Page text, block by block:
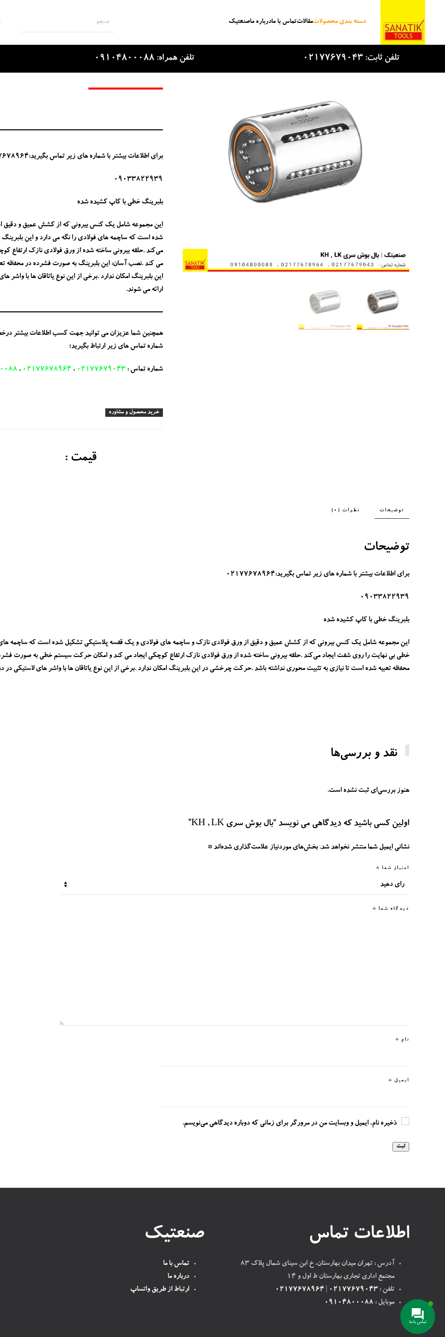
Skip to main contentدسته بندی محصولاتمقالاتتماس با مادرباره ماصنعتیک
تلفن ثابت: 02177679043 تلفن همراه: 09104800088بال بوش سری KH , LK
برای اطلاعات بیشتر با شماره های زیر تماس بگیرید:02177678964
09033822939
بلبرینگ خطی با کاپ کشیده شده
این مجموعه شامل یک کنس بیرونی که از کشش عمیق و دقیق
شده است که ساچمه های فولادی را نگه می دارد و این
می‌کند .حلقه بیرونی ساخته شده از ورق فولادی نازک
می کند .نصب آسان: این بلبرینگ به صورت فشرده در محفظه
این بلبرینگ امکان ندارد .برخی از این نوع یاتاقان ها با
ارائه می شوند.
همچنین شما عزیزان می توانید جهت کسب اطلاعات بیشتر
شماره تماس های زیر ارتباط بگیرید؛
شماره تماس : 02177679043 ، 02177678964 ،
خرید محصول و مشاوره
قیمت :
توضیحات نظرات (0)
توضیحات
برای اطلاعات بیشتر با شماره های زیر تماس بگیرید:02177678964
09033822939
بلبرینگ خطی با کاپ کشیده شده
این مجموعه شامل یک کنس بیرونی که از کشش عمیق و دقیق از ورق فولادی نازک و ساچمه های فولادی و یک قفسه پلاستیکی تشکیل شده است که ساچمه
خطی بی نهایت را روی شفت ایجاد می‌کند .حلقه بیرونی ساخته شده از ورق فولادی نازک ارتفاع کوچکی ایجاد می کند و امکان حرکت سیستم خطی به صورت
محفظه تعبیه شده است تا نیازی به تثبیت محوری نداشته باشد .حرکت چرخشی در این بلبرینگ امکان ندارد .برخی از این نوع یاتاقان ها با واشر های لاستیکی
نقد و بررسی‌ها
هنوز بررسی‌ای ثبت نشده است.
اولین کسی باشید که دیدگاهی می نویسد “بال بوش سری KH , LK”
نشانی ایمیل شما منتشر نخواهد شد. بخش‌های موردنیاز علامت‌گذاری شده‌اند *
امتیاز شما *
دیدگاه شما *
نام *
ایمیل *
ذخیره نام، ایمیل و وبسایت من در مرورگر برای زمانی که دوباره دیدگاهی می‌نویسم.
اطلاعات تماس
آدرس : تهران میدان بهارستان، خ ابن سینای شمال پلاک ۸۳
مجتمع اداری تجاری بهارستان ط اول و ۱۴
تلفن : 02177679043
02177678964
موبایل : 09104800088
صنعتیک
تماس با ما
درباره ما
ارتباط از طریق واتساپ
تماس با ما